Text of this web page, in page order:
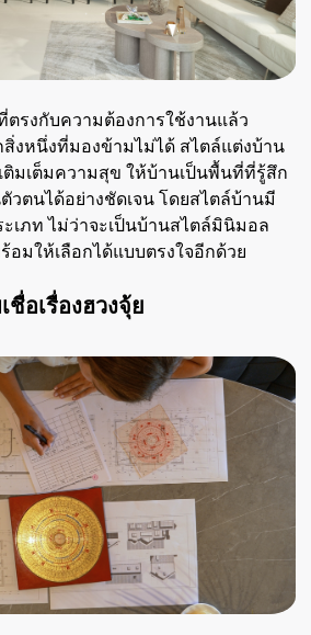
รงกับความต้องการใช้งานแล้ว
งหนึ่งที่มองข้ามไม่ได้ สไตล์แต่งบ้าน
มเต็มความสุข ให้บ้านเป็นพื้นที่ที่รู้สึก
ตนได้อย่างชัดเจน โดยสไตล์บ้านมี
เภท ไม่ว่าจะเป็นบ้านสไตล์มินิมอล
อมให้เลือกได้แบบตรงใจอีกด้วย
ชื่อเรื่องฮวงจุ้ย